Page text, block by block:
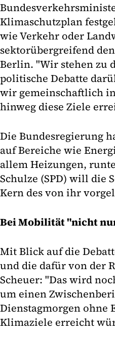
Klimaschutzplan
wie Verkehr oder
sektorübergreifend
Berlin. "Wir stehen zu
politische Debatte
wir gemeinschaftlich
hinweg diese Ziele
Die Bundesregierung
auf Bereiche wie
allem Heizungen,
Schulze (SPD) will die
Kern des von ihr
Bei Mobilität "nicht
Mit Blick auf die
und die dafür von der
Scheuer: "Das wird
um einen
Dienstagmorgen ohne
Klimaziele erreicht